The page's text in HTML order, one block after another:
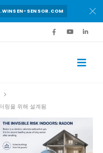
SENSOR.COM
링을 위해 설계됨